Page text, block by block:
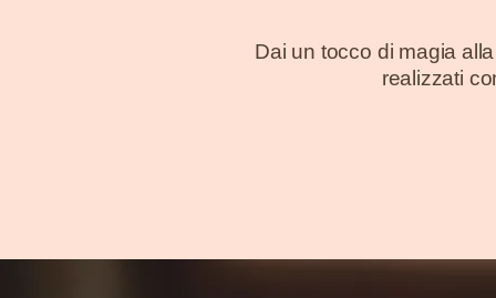
Dai un tocco di magia
realizzati